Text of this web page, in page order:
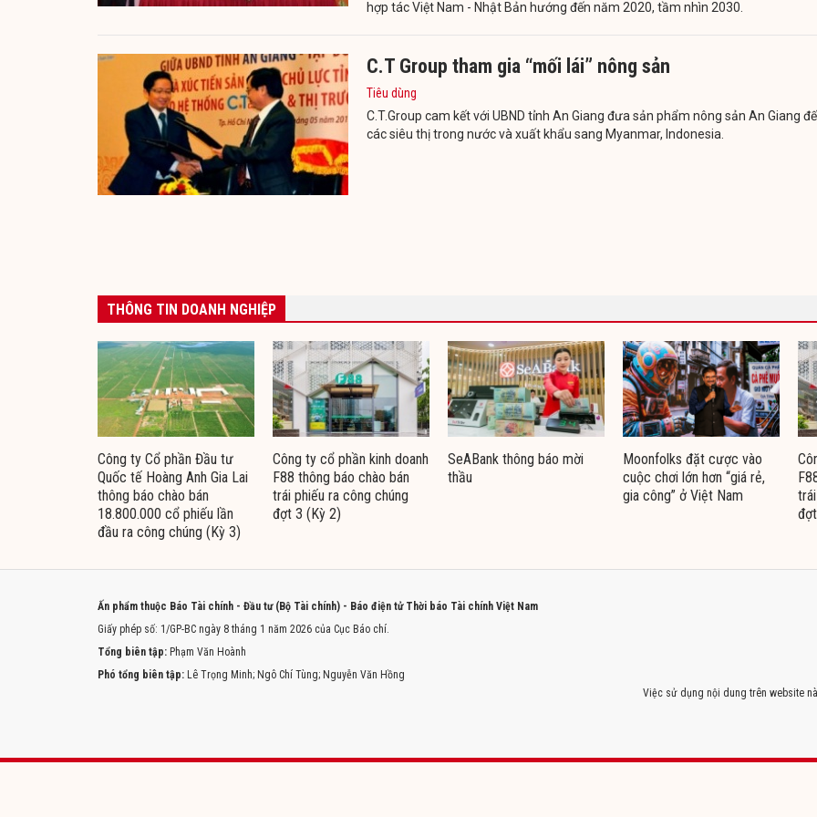
hợp tác Việt Nam - Nhật Bản hướng đến năm 2020, tầm nhìn 2030.
C.T Group tham gia “mối lái” nông sản
Tiêu dùng
C.T.Group cam kết với UBND tỉnh An Giang đưa sản phẩm nông sản An Giang
các siêu thị trong nước và xuất khẩu sang Myanmar, Indonesia.
THÔNG TIN DOANH NGHIỆP
Công ty Cổ phần Đầu tư
Quốc tế Hoàng Anh Gia Lai
thông báo chào bán
18.800.000 cổ phiếu lần
đầu ra công chúng (Kỳ 3)
Công ty cổ phần kinh doanh
F88 thông báo chào bán
trái phiếu ra công chúng
đợt 3 (Kỳ 2)
SeABank thông báo mời
thầu
Moonfolks đặt cược vào
cuộc chơi lớn hơn “giá rẻ,
gia công” ở Việt Nam
Ấn phẩm thuộc Báo Tài chính - Đầu tư (Bộ Tài chính) - Báo điện tử Thời báo Tài chính Việt Nam
Giấy phép số: 1/GP-BC ngày 8 tháng 1 năm 2026 của Cục Báo chí.
Tổng biên tập: Phạm Văn Hoành
Phó tổng biên tập: Lê Trọng Minh; Ngô Chí Tùng; Nguyễn Văn Hồng
Việc sử dụng nội dung trên website